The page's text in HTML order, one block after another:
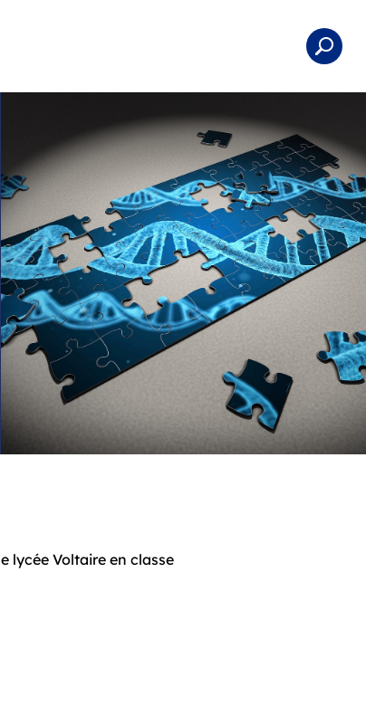
lycée Voltaire en classe